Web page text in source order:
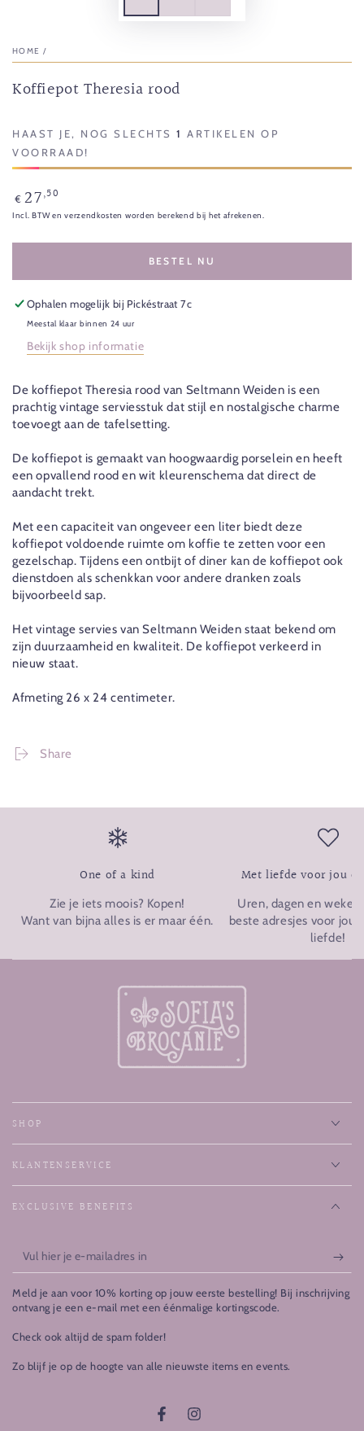
HOME /
Koffiepot Theresia rood
HAAST JE, NOG SLECHTS 1 ARTIKELEN OP
VOORRAAD!
Normale
prijs
€27,50
Incl. BTW en verzendkosten worden berekend bij het afrekenen.
BESTEL NU
Ophalen mogelijk bij Pickéstraat 7c
Meestal klaar binnen 24 uur
Bekijk shop informatie
De koffiepot Theresia rood van Seltmann Weiden is een
prachtig vintage serviesstuk dat stijl en nostalgische charme
toevoegt aan de tafelsetting.
De koffiepot is gemaakt van hoogwaardig porselein en heeft
een opvallend rood en wit kleurenschema dat direct de
aandacht trekt.
Met een capaciteit van ongeveer een liter biedt deze
koffiepot voldoende ruimte om koffie te zetten voor een
gezelschap. Tijdens een ontbijt of diner kan de koffiepot ook
dienstdoen als schenkkan voor andere dranken zoals
bijvoorbeeld sap.
Het vintage servies van Seltmann Weiden staat bekend om
zijn duurzaamheid en kwaliteit. De koffiepot verkeerd in
nieuw staat.
Afmeting 26 x 24 centimeter.
Share
One of a kind
Zie je iets moois? Kopen!
Want van bijna alles is er maar één.
Met liefde voor jou
Uren, dagen en
beste adresjes voor jou
liefde!
SHOP
KLANTENSERVICE
EXCLUSIVE BENEFITS
Vul
hier
je
e-
Meld je aan voor 10% korting op jouw eerste bestelling! Bij inschrijving
ontvang je een e-mail met een éénmalige kortingscode.
Check ook altijd de spam folder!
Zo blijf je op de hoogte van alle nieuwste items en events.
FacebookInstagram